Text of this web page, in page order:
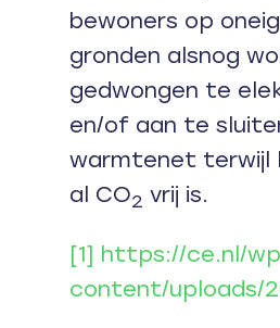
bewoners op
gronden alsnog
gedwongen te
en/of aan te
warmtenet terwijl
al CO2 vrij is.
[1] https://ce.nl/
content/uploads/